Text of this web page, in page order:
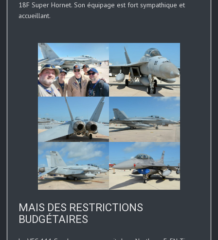
18F Super Hornet. Son équipage est fort sympathique et
accueillant.
MAIS DES RESTRICTIONS
BUDGÉTAIRES